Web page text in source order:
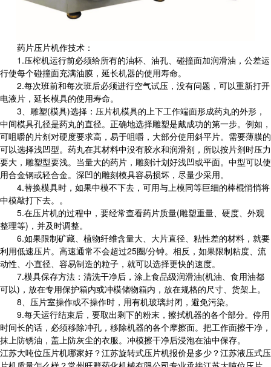
药片压片机作技术：
1.压榨机运行前必须给所有的油杯、油孔、碰撞面加润滑油，公差运
行使每个碰撞面充满油膜，延长机器的使用寿命。
2.每次班前和每次班后必须进行空气试压，没有问题，可以重新打开
电液片，延长模具的使用寿命。
3、雕塑(模具)选择：压片机模具的上下工作端面形成药丸的外形，
中间模具孔径是药丸的直径。正确地选择雕塑是戴成功的第一步。例如，
可咀嚼的片剂对硬度要求高，易于咀嚼，大部分使用斜平片。需要薄膜的
可以选择浅凹型。药丸在其材料中没有胶水和润滑剂，所以按片剂时压力
要大，雕塑型要浅。当量大的药片，雕刻计划好浅凹或平面。中型可以使
用合金钢或轻合金。深凹的雕刻模具容易损坏，尽量少采用。
4.替换模具时，如果中模不下去，可用与上模同等巨细的棒棍悄悄将
中模敲打下去。。
5.在压片机的过程中，要经常查看药片质量(雕塑重量、硬度、外观
整理等)，并及时调整。
6.如果限制矿藏、植物纤维含量大、大片直径、粘性差的材料，就要
利用低速压片。高速通常不会超过25圈/分钟。相反，如果限制粘度、流
动性、小直径、容易制造的粒子，就可以选择更快的速度。
7.模具保存方法：清洗干净后，涂上食品级润滑油(机油、食用油都
可以)，放在专用保护箱内或冲模储物箱内，放在规格的尺寸、货架上。
8、压片室操作或不操作时，用有机玻璃封闭，避免污染。
9.每天运行结束后，要取出剩下的粉末，擦拭机器的各个部分。停用
时间长的话，必须移除冲孔，移除机器的各个摩擦面。把工作面擦干净，
抹上防锈油，盖上防灰尘的衣服。冲模擦干净后浸泡在油中保存。
江苏大吨位压片机哪家好？江苏旋转式压片机报价是多少？江苏液压式压